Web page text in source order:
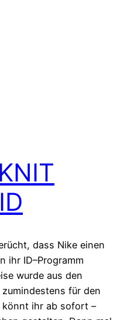
dass Nike einen
ihr ID–Programm
wurde aus den
für den
könnt ihr ab sofort –